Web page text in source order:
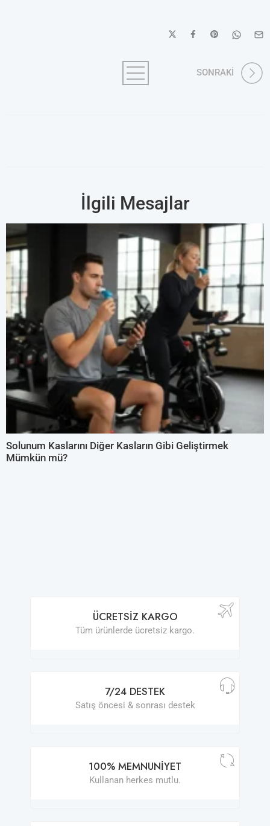
SONRAKİ
İlgili Mesajlar
Solunum Kaslarını Diğer Kasların Gibi Geliştirmek
Mümkün mü?
ÜCRETSIZ KARGO
Tüm ürünlerde ücretsiz kargo.
7/24 DESTEK
Satış öncesi & sonrası destek
100% MEMNUNIYET
Kullanan herkes mutlu.